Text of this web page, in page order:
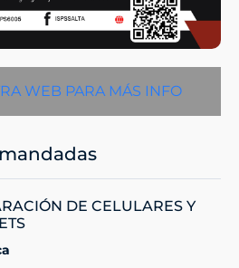
WEB PARA MÁS INFO
DE CELULARES Y